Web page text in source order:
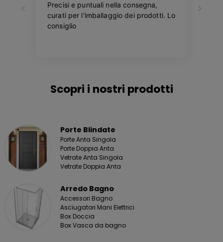
Scopri i nostri prodotti
Porte Blindate
Porte Anta Singola
Porte Doppia Anta
Vetrate Anta Singola
Vetrate Doppia Anta
Arredo Bagno
Accessori Bagno
Asciugatori Mani Elettrici
Box Doccia
Box Vasca da bagno